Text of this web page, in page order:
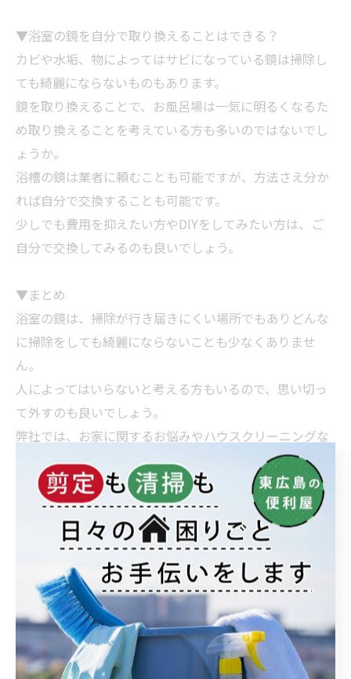
▼浴室の鏡を自分で取り換えることはできる？
カビや水垢、物によってはサビになっている鏡は掃除 し
ても綺麗にならないものもあります。
鏡を取り換えることで、お風呂場は一気に明るくなるた
め取り換えることを考えている方も多いのではないでし
ょうか。
浴槽の鏡は業者に頼むことも可能ですが、方法さえ分か
れば自分で交換することも可能です。
少しでも費用を抑えたい方やDIYをしてみたい方は、ご
自分で交換してみるのも良いでしょう。
▼まとめ
浴室の鏡は、 掃除が行き届きにくい場所でもありどんな
に掃除をしても綺麗にならないことも少なくありませ
ん。
人によってはいらないと考える方もいるので、思い切っ
て外すのも良いでしょう。
弊社では、お家に関するお悩みやハウスクリーニングな
ど急なご依頼でも最短即日に対応させていただいており
ます。
東広島市を中心に全国で展開しておりますので、お困り
の際は是非一度お問い合わせください。
< 前のページ 一覧に戻る 次のページ >